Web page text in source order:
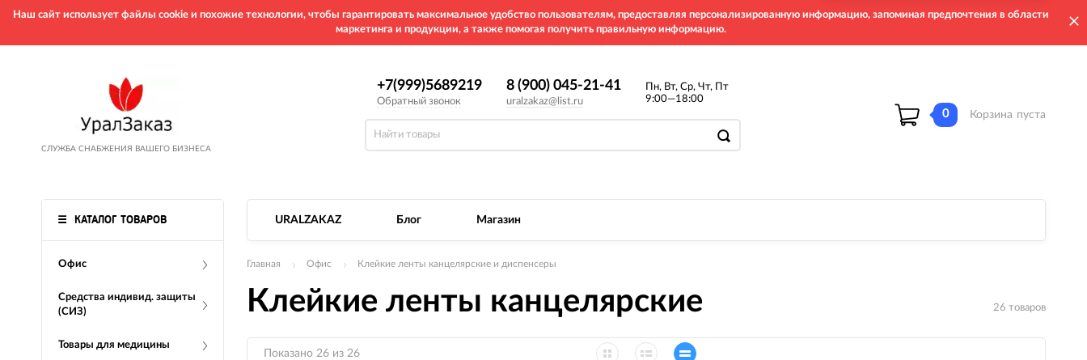
Наш сайт использует файлы cookie и похожие технологии, чтобы гарантировать максимальное удобство пользователям, предоставляя персонализированную информацию, запоминая предпочтения в области
маркетинга и продукции, а также помогая получить правильную информацию.
СЛУЖБА СНАБЖЕНИЯ ВАШЕГО БИЗНЕСА
+7(999)5689219
Обратный звонок
8 (900) 045-21-41
uralzakaz@list.ru
Пн, Вт, Ср, Чт, Пт
9:00—18:00
0 Корзина пуста
КАТАЛОГ ТОВАРОВ
Офис
Средства индивид. защиты
(СИЗ)
Товары для медицины
URALZAKAZ Блог Магазин
Главная Офис Клейкие ленты канцелярские и диспенсеры
Клейкие ленты канцелярские 26 товаров
Показано 26 из 26